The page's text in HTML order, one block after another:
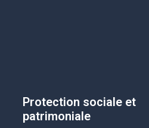
Protection sociale et
patrimoniale